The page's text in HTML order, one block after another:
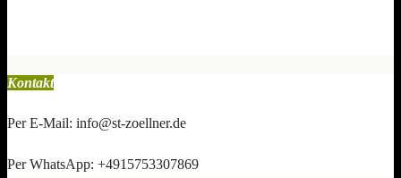
Kontakt
Per E-Mail: info@st-zoellner.de
Per WhatsApp: +4915753307869